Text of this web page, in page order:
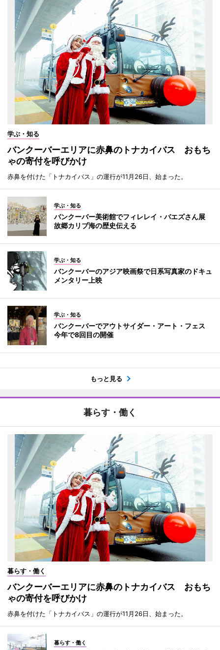
学ぶ・知る
バンクーバーエリアに赤鼻のトナカイバス おもち
ゃの寄付を呼びかけ
赤鼻を付けた「トナカイバス」の運行が11月26日、始まった。
学ぶ・知る
バンクーバー美術館でフィレレイ・バエズさん展
故郷カリブ海の歴史伝える
学ぶ・知る
バンクーバーのアジア映画祭で日系写真家のドキュ
メンタリー上映
学ぶ・知る
バンクーバーでアウトサイダー・アート・フェス
今年で8回目の開催
もっと見る
暮らす・働く
暮らす・働く
バンクーバーエリアに赤鼻のトナカイバス おもち
ゃの寄付を呼びかけ
赤鼻を付けた「トナカイバス」の運行が11月26日、始まった。
暮らす・働く